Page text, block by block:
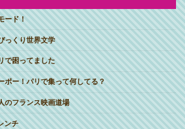
ード！
っくり世界文学
で困ってました
ポー！パリで集って何してる？
のフランス映画道場
ンチ